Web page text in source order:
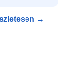
→